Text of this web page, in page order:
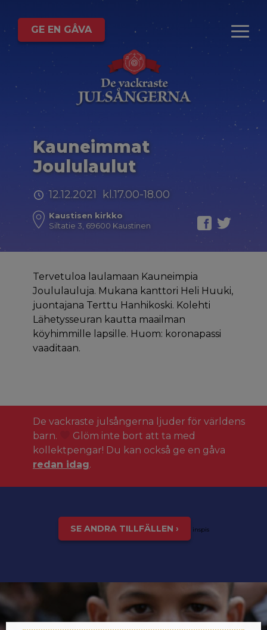
GE EN GÅVA
Kauneimmat
Joululaulut
12.12.2021 kl.17.00-18.00
Kaustisen kirkko
Siltatie 3, 69600 Kaustinen
Tervetuloa laulamaan Kauneimpia
Joululauluja. Mukana kanttori Heli Huuki,
juontajana Terttu Hanhikoski. Kolehti
Lähetysseuran kautta maailman
köyhimmille lapsille. Huom: koronapassi
vaaditaan.
De vackraste julsångerna ljuder för världens
barn.
Glöm inte bort att ta med
kollektpengar! Du kan också ge en gåva
redan idag.
SE ANDRA TILLFÄLLEN › inspis